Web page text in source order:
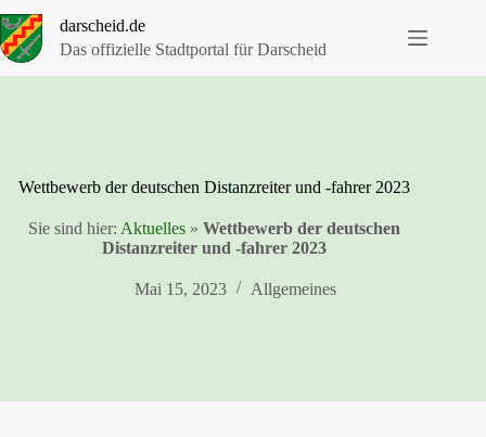
Inhalt
springen
darscheid.de
Das offizielle Stadtportal für Darscheid
Wettbewerb der deutschen Distanzreiter und -fahrer 2023
Sie sind hier: Aktuelles» Wettbewerb der deutschen
Distanzreiter und -fahrer 2023
Mai 15, 2023 Allgemeines